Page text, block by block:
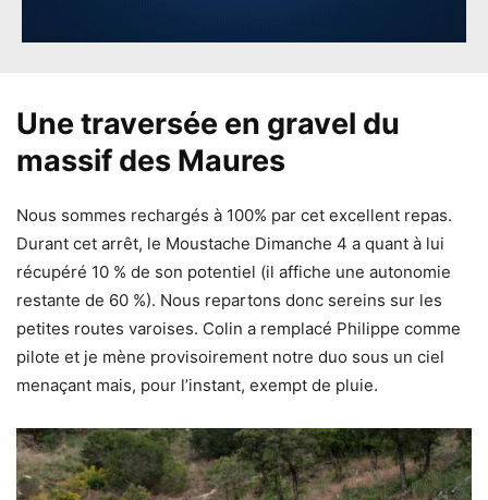
Une traversée en gravel du
massif des Maures
Nous sommes rechargés à 100% par cet excellent repas.
Durant cet arrêt, le Moustache Dimanche 4 a quant à lui
récupéré 10 % de son potentiel (il affiche une autonomie
restante de 60 %). Nous repartons donc sereins sur les
petites routes varoises. Colin a remplacé Philippe comme
pilote et je mène provisoirement notre duo sous un ciel
menaçant mais, pour l’instant, exempt de pluie.